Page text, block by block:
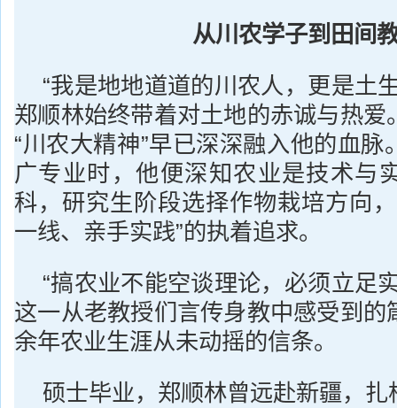
从川农学子到田间
“我是地地道道的川农人，更是土
郑顺林始终带着对土地的赤诚与热爱
“川农大精神”早已深深融入他的血脉
广专业时，他便深知农业是技术与
科，研究生阶段选择作物栽培方向
一线、亲手实践”的执着追求。
“搞农业不能空谈理论，必须立足
这一从老教授们言传身教中感受到的
余年农业生涯从未动摇的信条。
硕士毕业，郑顺林曾远赴新疆，